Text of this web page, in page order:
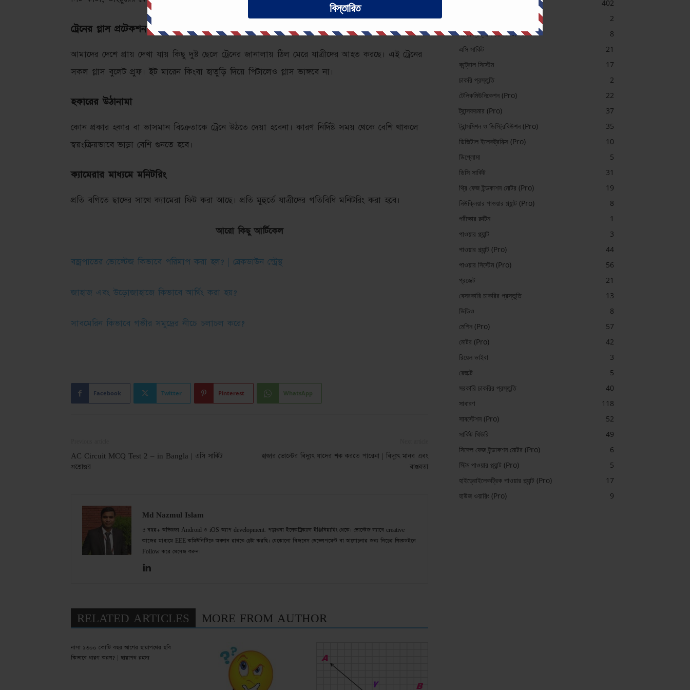
বিস্তারিত
ট্রেনের গ্লাস প্রটেকশন
আমাদের দেশে প্রায় দেখা যায় কিছু দুষ্ট ছেলে ট্রেনের জানালায় ঠিল মেরে যাত্রীদের আহত করছে। এই ট্রেনের
সকল গ্লাস বুলেট প্রুফ। ইট মারেন কিংবা হাতুড়ি দিয়ে পিটালেও গ্লাস ভাঙ্গবে না।
হকারের উঠানামা
কোন প্রকার হকার বা ভাসমান বিক্রেতাকে ট্রেনে উঠতে দেয়া হবেনা। কারণ নির্দিষ্ট সময় থেকে বেশি থাকলে
স্বয়ংক্রিয়ভাবে ভাড়া বেশি গুনতে হবে।
ক্যামেরার মাধ্যমে মনিটরিং
প্রতি বগিতে ছাদের সাথে ক্যামেরা ফিট করা আছে। প্রতি মুহুর্তে যাত্রীদের গতিবিধি মনিটরিং করা হবে।
আরো কিছু আর্টিকেল
বজ্রপাতের ভোল্টেজ কিভাবে পরিমাপ করা হল? | ব্রেকডাউন স্ট্রেন্থ
জাহাজ এবং উড়োজাহাজে কিভাবে আর্থিং করা হয়?
সাবমেরিন কিভাবে গভীর সমুদ্রের নীচে চলাচল করে?
Facebook Twitter Pinterest WhatsApp
AC Circuit MCQ Test 2 – in Bangla | এসি সার্কিট
প্রশ্নোত্তর
হাজার ভোল্টের বিদ্যুৎ যাদের শক করতে পারেনা | বিদ্যুৎ মানব এবং
বাস্তবতা
Md Nazmul Islam
৫ বছর+ অভিজ্ঞতা Android ও iOS অ্যাপ development. পড়াশুনা ইলেকট্রিক্যাল ইঞ্জিনিয়ারিং থেকে। ভোল্টেজ ল্যাবে creative
কাজের মাধ্যমে EEE কমিউনিটিতে অবদান রাখতে চেষ্টা করছি। যেকোনো বিজনেস ডেভেলপমেন্ট বা আলোচনার জন্য নিচের লিংকডইনে
Follow করে মেসেজ করুন।
RELATED ARTICLES MORE FROM AUTHOR
নাসা ১৩০০ কোটি বছর আগের ছায়াপথের ছবি
কিভাবে ধারণ করল? | ছায়াপথ রহস্য
402
2
ইলেকট্রিক্যাল মেশিন ভিডিও
8
এসি সার্কিট
21
কন্ট্রোল সিস্টেম
17
চাকরি প্রস্তুতি
2
টেলিকমিউনিকেশন (Pro)
22
ট্রান্সফরমার (Pro)
37
ট্রান্সমিশন ও ডিস্ট্রিবিউশন (Pro)
35
ডিজিটাল ইলেকট্রনিক্স (Pro)
10
ডিপ্লোমা
5
ডিসি সার্কিট
31
থ্রি ফেজ ইন্ডকাশন মোটর (Pro)
19
নিউক্লিয়ার পাওয়ার প্ল্যান্ট (Pro)
8
পরীক্ষার রুটিন
1
পাওয়ার প্ল্যান্ট
3
পাওয়ার প্ল্যান্ট (Pro)
44
পাওয়ার সিস্টেম (Pro)
56
প্রজেক্ট
21
বেসরকারি চাকরির প্রস্তুতি
13
ভিডিও
8
মেশিন (Pro)
57
মোটর (Pro)
42
রিয়েল ভাইবা
3
রেজাল্ট
5
সরকারি চাকরির প্রস্তুতি
40
সাধারণ
118
সাবস্টেশন (Pro)
52
সার্কিট থিউরি
49
সিঙ্গেল ফেজ ইন্ডাকশন মোটর (Pro)
6
স্টিম পাওয়ার প্ল্যান্ট (Pro)
5
হাইড্রোইলেকট্রিক পাওয়ার প্ল্যান্ট (Pro)
17
হাউজ ওয়ারিং (Pro)
9